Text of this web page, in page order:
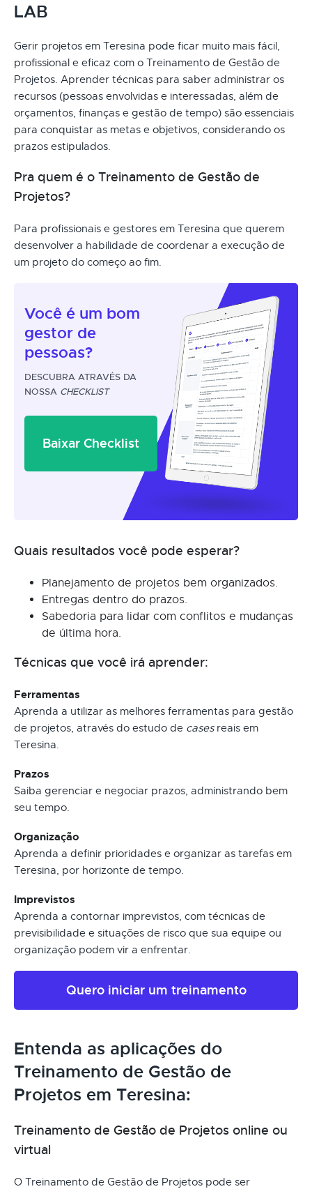
LAB
Gerir projetos em Teresina pode ficar muito mais fácil,
profissional e eficaz com o Treinamento de Gestão de
Projetos. Aprender técnicas para saber administrar os
recursos (pessoas envolvidas e interessadas, além de
orçamentos, finanças e gestão de tempo) são essenciais
para conquistar as metas e objetivos, considerando os
prazos estipulados.
Pra quem é o Treinamento de Gestão de
Projetos?
Para profissionais e gestores em Teresina que querem
desenvolver a habilidade de coordenar a execução de
um projeto do começo ao fim.
Você é um bom
gestor de
pessoas?
DESCUBRA ATRAVÉS DA
NOSSA CHECKLIST
Baixar Checklist
Quais resultados você pode esperar?
Planejamento de projetos bem organizados.
Entregas dentro do prazos.
Sabedoria para lidar com conflitos e mudanças
de última hora.
Técnicas que você irá aprender:
Ferramentas
Aprenda a utilizar as melhores ferramentas para gestão
de projetos, através do estudo de casesreais em
Teresina.
Prazos
Saiba gerenciar e negociar prazos, administrando bem
seu tempo.
Organização
Aprenda a definir prioridades e organizar as tarefas em
Teresina, por horizonte de tempo.
Imprevistos
Aprenda a contornar imprevistos, com técnicas de
previsibilidade e situações de risco que sua equipe ou
organização podem vir a enfrentar.
Quero iniciar um treinamento
Entenda as aplicações do
Treinamento de Gestão de
Projetos em Teresina:
Treinamento de Gestão de Projetos online ou
virtual
O Treinamento de Gestão de Projetos pode ser